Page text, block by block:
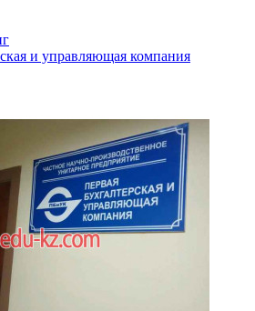
и управляющая компания